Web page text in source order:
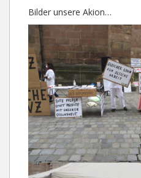
Bilder unsere Akion…